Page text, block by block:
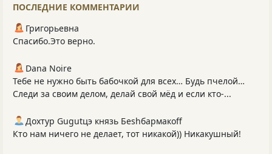
ПОСЛЕДНИЕ КОММЕНТАРИИ
Григорьевна
Спасибо.Это верно.
Dana Noire
Тебе не нужно быть бабочкой для всех… Будь пчелой…
Следи за своим делом, делай свой мёд и если кто-...
Дохтур Gugutцэ князь Беshбармакоff
Кто нам ничего не делает, тот никакой)) Никакушный!